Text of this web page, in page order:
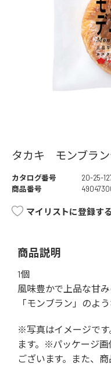
タカキ モンブラン
カタログ番号
20-25-
商品番号
マイリストに登録する
商品説明
1個
風味豊かで上品な甘
「モンブラン」のよ
※写真はイメージで
ます。※パッケージ
ございます。また、